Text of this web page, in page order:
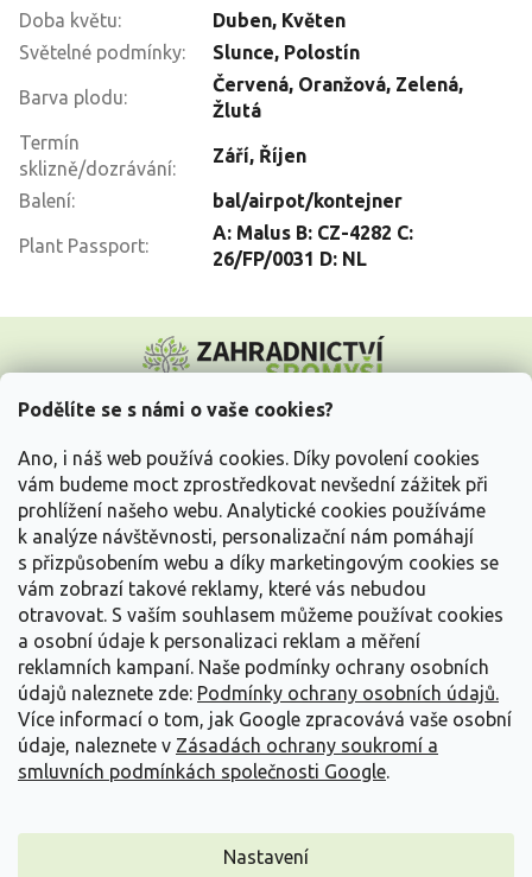
Podělíte se s námi o vaše cookies?
Ano, i náš web používá cookies. Díky povolení cookies
vám budeme moct zprostředkovat nevšední zážitek při
prohlížení našeho webu. Analytické cookies používáme
k analýze návštěvnosti, personalizační nám pomáhají
s přizpůsobením webu a díky marketingovým cookies se
vám zobrazí takové reklamy, které vás nebudou
otravovat. S vaším souhlasem můžeme používat cookies
a osobní údaje k personalizaci reklam a měření
reklamních kampaní. Naše podmínky ochrany osobních
údajů naleznete zde: Podmínky ochrany osobních údajů.
Více informací o tom, jak Google zpracovává vaše osobní
údaje, naleznete v Zásadách ochrany soukromí a
smluvních podmínkách společnosti Google.
Nastavení
Doba květu: Duben, Květen
Světelné podmínky: Slunce, Polostín
Barva plodu:
Červená, Oranžová, Zelená,
Žlutá
Termín
sklizně/dozrávání:
Září, Říjen
Balení: bal/airpot/kontejner
Plant Passport:
A: Malus B: CZ-4282 C:
26/FP/0031 D: NL
p
Vše o nákupu
Informace pro Vás
Kontakujte nás
Vytvořil Shoptet